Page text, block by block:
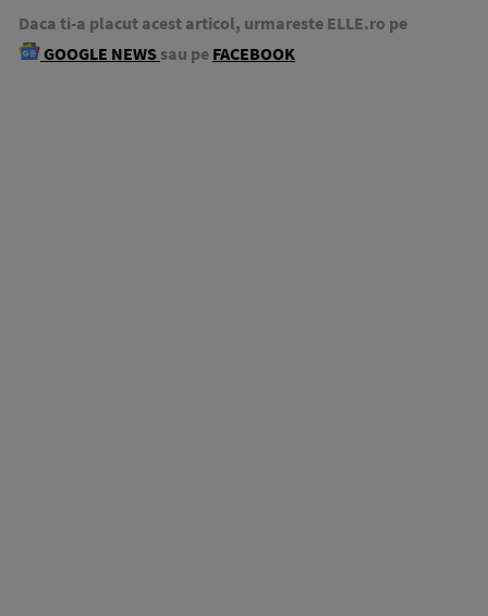
Daca ti-a placut acest articol, urmareste ELLE.ro pe
GOOGLE NEWS sau pe FACEBOOK